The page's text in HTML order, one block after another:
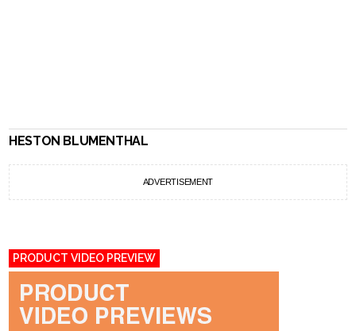
HESTON BLUMENTHAL
ADVERTISEMENT
PRODUCT VIDEO PREVIEW